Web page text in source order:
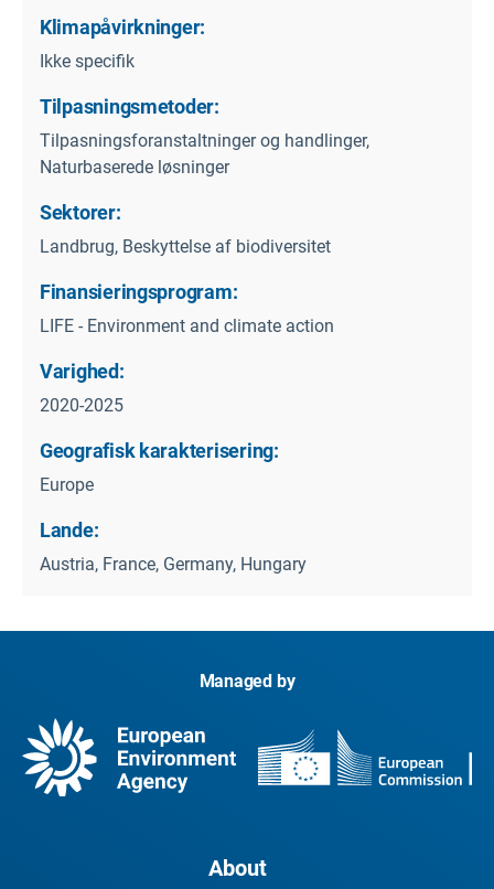
Klimapåvirkninger:
Ikke specifik
Tilpasningsmetoder:
Tilpasningsforanstaltninger og handlinger,
Naturbaserede løsninger
Sektorer:
Landbrug, Beskyttelse af biodiversitet
Finansieringsprogram:
LIFE - Environment and climate action
Varighed:
2020-2025
Geografisk karakterisering:
Europe
Lande:
Austria, France, Germany, Hungary
Managed by
About